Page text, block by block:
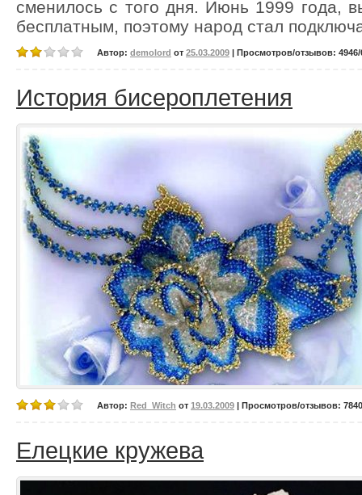
сменилось с того дня. Июнь 1999 года,
бесплатным, поэтому народ стал
Автор: demolord от 25.03.2009 | Просмотров/отзывов: 4946/
История бисероплетения
Автор: Red_Witch от 19.03.2009 | Просмотров/отзывов:
Елецкие кружева